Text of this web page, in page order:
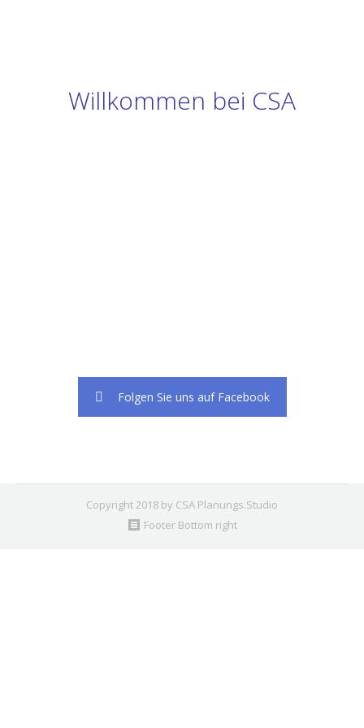
Willkommen bei CSA
Folgen Sie uns auf Facebook
Copyright 2018 by CSA Planungs.Studio
Footer Bottom right